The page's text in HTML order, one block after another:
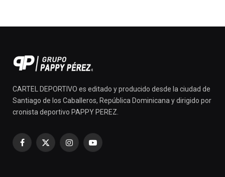
CARTEL DEPORTIVO es editado y producido desde la ciudad de
Santiago de los Caballeros, República Dominicana y dirigido por
cronista deportivo PAPPY PEREZ.
Facebook
X
InstagramYouTube